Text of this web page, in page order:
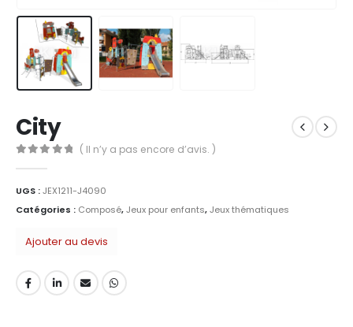
City
( Il n’y a pas encore d’avis. )
UGS :JEX1211-J4090
Catégories : Composé,Jeux pour enfants,Jeux thématiques
Ajouter au devis